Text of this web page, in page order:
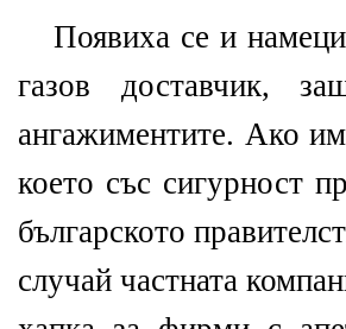
Появиха се и
газов доставчик,
ангажиментите. Ако
което със сигурност
българското
случай частната